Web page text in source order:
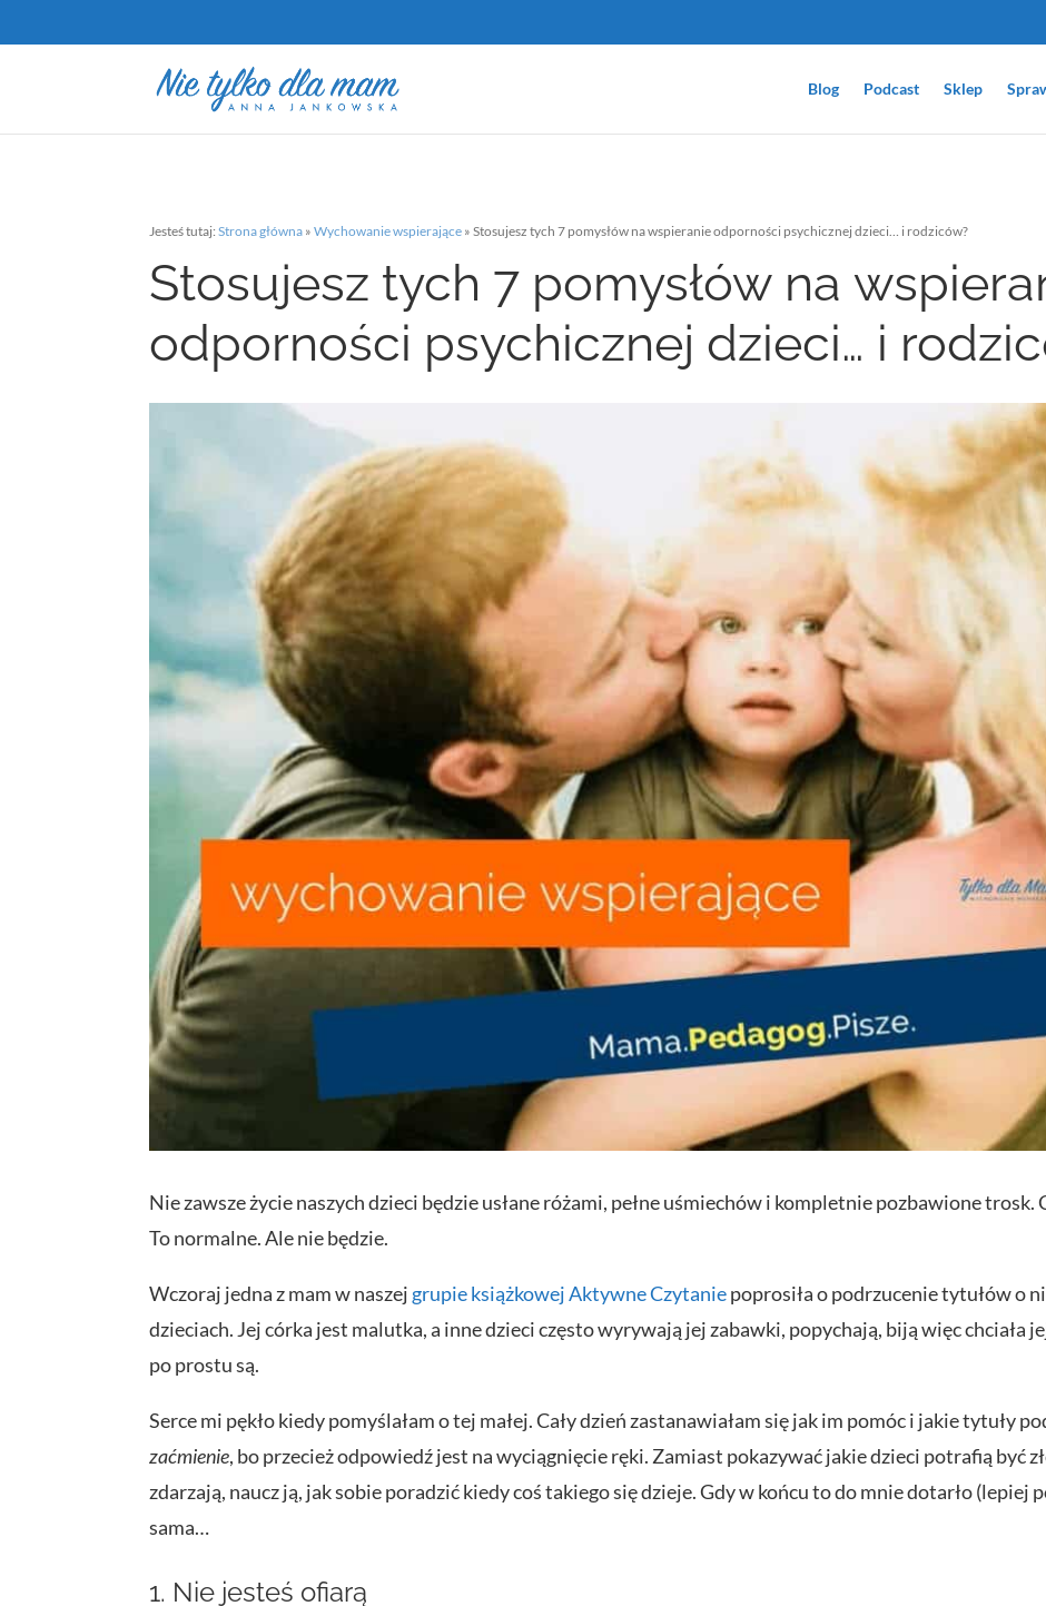
Blog Podcast Sklep
Jesteś tutaj:Strona główna »Wychowanie wspierające »Stosujesz tych 7 pomysłów na wspieranie odporności psychicznej dzieci… i rodziców?
Stosujesz tych 7 pomysłów na
odporności psychicznej dzieci… i
Nie zawsze życie naszych dzieci będzie usłane różami, pełne uśmiechów i kompletnie pozbawione trosk.
To normalne. Ale nie będzie.
Wczoraj jedna z mam w naszejgrupie książkowej Aktywne Czytaniepoprosiła o podrzucenie tytułów o
dzieciach. Jej córka jest malutka, a inne dzieci często wyrywają jej zabawki, popychają, biją więc chciała
po prostu są.
Serce mi pękło kiedy pomyślałam o tej małej. Cały dzień zastanawiałam się jak im pomóc i jakie tytuły
zaćmienie, bo przecież odpowiedź jest na wyciągnięcie ręki. Zamiast pokazywać jakie dzieci potrafią być
zdarzają, naucz ją, jak sobie poradzić kiedy coś takiego się dzieje. Gdy w końcu to do mnie dotarło (lepiej
sama…
1. Nie jesteś ofiarą